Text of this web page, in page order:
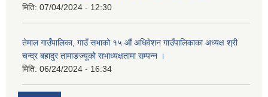
मिति: 07/04/2024 - 12:30
तेमाल गाउँपालिका, गाउँ सभाको १५ औं अधिवेशन गाउँपालिकाका अध्यक्ष श्री
चन्द्र बहादुर तामाङज्यूको सभाध्यक्षतामा सम्पन्न ।
मिति: 06/24/2024 - 16:34